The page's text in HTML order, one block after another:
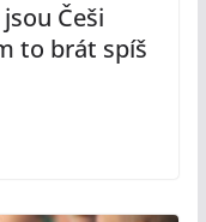
Češi
to brát spíš